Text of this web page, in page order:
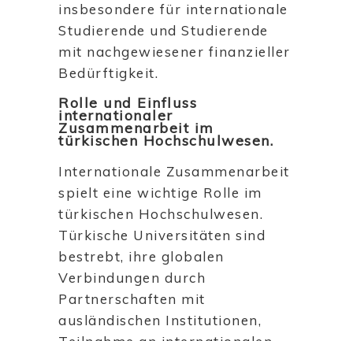
insbesondere für internationale
Studierende und Studierende
mit nachgewiesener finanzieller
Bedürftigkeit.
Rolle und Einfluss
internationaler
Zusammenarbeit im
türkischen Hochschulwesen.
Internationale Zusammenarbeit
spielt eine wichtige Rolle im
türkischen Hochschulwesen.
Türkische Universitäten sind
bestrebt, ihre globalen
Verbindungen durch
Partnerschaften mit
ausländischen Institutionen,